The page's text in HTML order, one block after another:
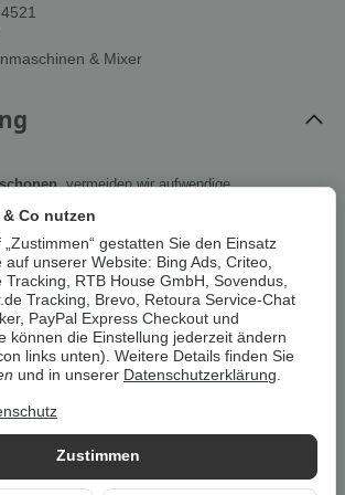
& Mixer
, vermeiden wir aufwendige
des Herstellers
Kitchen Tools
/ Dampfentsafter-
für Monsieur
frei
/ Dampfentsafter-Einsatz:
0–100 °C
Zustimmen
Co nutzen
„Zustimmen“ gestatten Sie den Einsatz
auf unserer Website: Bing Ads, Criteo,
Tracking, RTB House GmbH, Sovendus,
Tracking, Brevo, Retoura Service-Chat
PayPal Express Checkout und
können die Einstellung jederzeit ändern
links unten). Weitere Details finden Sie
und in unserer Datenschutzerklärung.